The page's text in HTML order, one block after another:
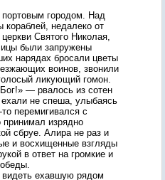
городом. Над
недалеко от
Святого Николая,
были запружены
нарядах бросали цветы
воинов, звонили
ликующий гомон.
— рвалось из сотен
ехали не спеша, улыбаясь
перемигивался с
изрядно
сбруе. Алира не раз и
и восхищенные взгляды
в ответ на громкие и
видеть ехавшую рядом